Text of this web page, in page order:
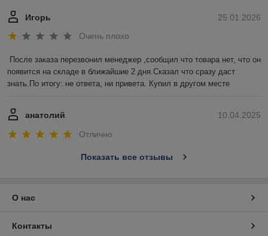
25.01.2026
Игорь
Очень плохо
После заказа перезвонил менеджер ,сообщил что товара нет, что он
появится на складе в ближайшие 2 дня.Сказал что сразу даст
знать.По итогу: не ответа, ни привета. Купил в другом месте
10.04.2025
анатолий
Отлично
Показать все отзывы
О нас
Контакты